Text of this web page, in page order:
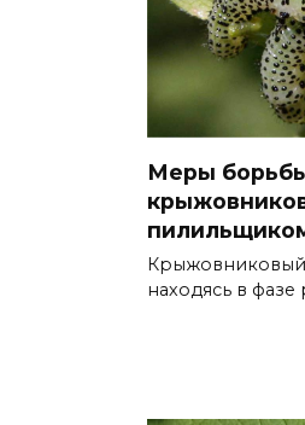
Меры
находясь в фазе